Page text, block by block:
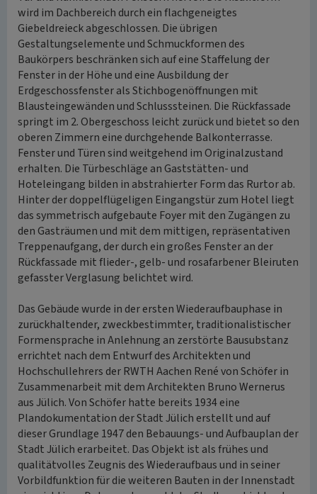
wird im Dachbereich durch ein flachgeneigtes
Giebeldreieck abgeschlossen. Die übrigen
Gestaltungselemente und Schmuckformen des
Baukörpers beschränken sich auf eine Staffelung der
Fenster in der Höhe und eine Ausbildung der
Erdgeschossfenster als Stichbogenöffnungen mit
Blausteingewänden und Schlusssteinen. Die Rückfassade
springt im 2. Obergeschoss leicht zurück und bietet so den
oberen Zimmern eine durchgehende Balkonterrasse.
Fenster und Türen sind weitgehend im Originalzustand
erhalten. Die Türbeschläge an Gaststätten- und
Hoteleingang bilden in abstrahierter Form das Rurtor ab.
Hinter der doppelflügeligen Eingangstür zum Hotel liegt
das symmetrisch aufgebaute Foyer mit den Zugängen zu
den Gasträumen und mit dem mittigen, repräsentativen
Treppenaufgang, der durch ein großes Fenster an der
Rückfassade mit flieder-, gelb- und rosafarbener Bleiruten
gefasster Verglasung belichtet wird.
Das Gebäude wurde in der ersten Wiederaufbauphase in
zurückhaltender, zweckbestimmter, traditionalistischer
Formensprache in Anlehnung an zerstörte Bausubstanz
errichtet nach dem Entwurf des Architekten und
Hochschullehrers der RWTH Aachen René von Schöfer in
Zusammenarbeit mit dem Architekten Bruno Wernerus
aus Jülich. Von Schöfer hatte bereits 1934 eine
Plandokumentation der Stadt Jülich erstellt und auf
dieser Grundlage 1947 den Bebauungs- und Aufbauplan der
Stadt Jülich erarbeitet. Das Objekt ist als frühes und
qualitätvolles Zeugnis des Wiederaufbaus und in seiner
Vorbildfunktion für die weiteren Bauten in der Innenstadt